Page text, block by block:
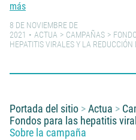
más
8 DE NOVIEMBRE DE
2021
ACTUA CAMPAÑAS
HEPATITIS VIRALES Y LA REDUCCIÓN
Usted está aquí:
Portada del sitio Actua
Fondos para las hepatitis
Sobre la campaña